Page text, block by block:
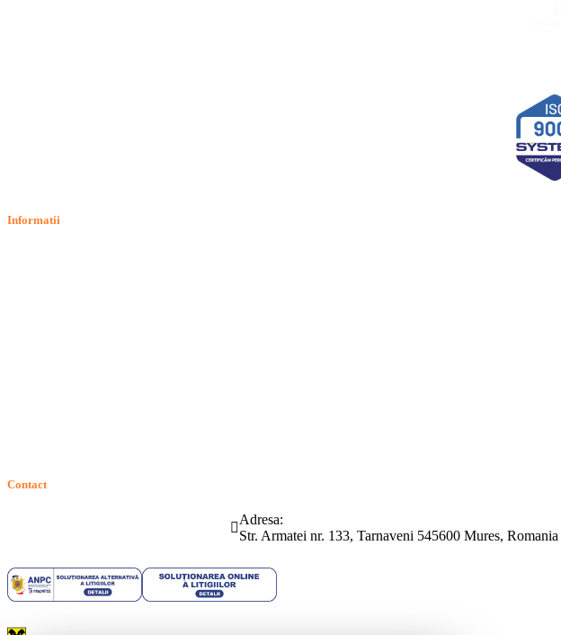
Informatii
Contact
Adresa:
Str. Armatei nr. 133, Tarnaveni 545600 Mures, Romania